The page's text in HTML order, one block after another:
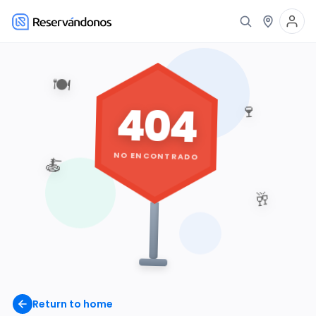
Return to home
🍽️
🍷
🥂
🍝
404
NO ENCONTRADO